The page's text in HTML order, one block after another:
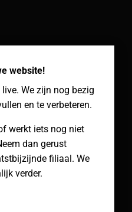
website!
We zijn nog bezig
en te verbeteren.
werkt iets nog niet
dan gerust
filiaal. We
verder.